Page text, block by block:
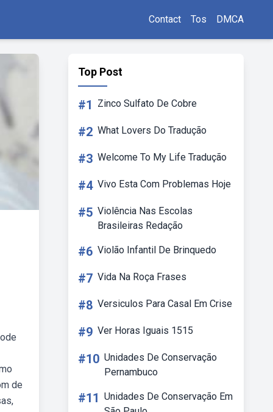
Contact Tos DMCA
de
Top Post
#1 Zinco Sulfato De Cobre
#2 What Lovers Do Tradução
#3 Welcome To My Life Tradução
#4 Vivo Esta Com Problemas Hoje
#5 Violência Nas Escolas
Brasileiras Redação
#6 Violão Infantil De Brinquedo
#7 Vida Na Roça Frases
#8 Versiculos Para Casal Em Crise
#9 Ver Horas Iguais 1515
#10 Unidades De Conservação
Pernambuco
#11 Unidades De Conservação Em